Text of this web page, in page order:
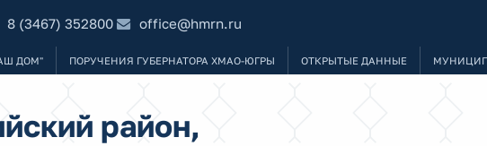
8 (3467) 352800 office@hmrn.ru
ДОМ" ПОРУЧЕНИЯ ГУБЕРНАТОРА ХМАО-ЮГРЫ ОТКРЫТЫЕ ДАННЫЕ
район,